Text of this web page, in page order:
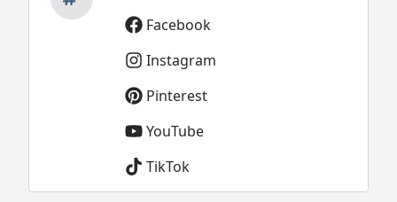
Facebook
Instagram
Pinterest
YouTube
TikTok